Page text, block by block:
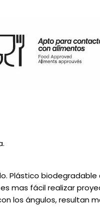
Plástico
mas fácil realizar
los ángulos, resultan